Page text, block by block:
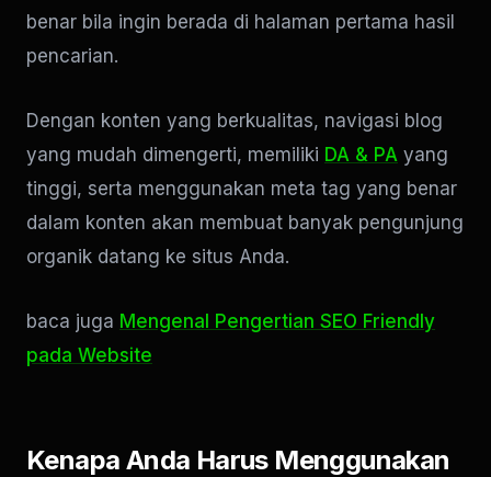
benar bila ingin berada di halaman pertama hasil
pencarian.
Dengan konten yang berkualitas, navigasi blog
yang mudah dimengerti, memiliki DA & PA yang
tinggi, serta menggunakan meta tag yang benar
dalam konten akan membuat banyak pengunjung
organik datang ke situs Anda.
baca juga Mengenal Pengertian SEO Friendly
pada Website
Kenapa Anda Harus Menggunakan